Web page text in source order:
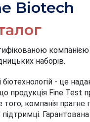
Biotech
компанією
наборів.
біотехнологій - це
продукція Fine
компанія
підтримці.